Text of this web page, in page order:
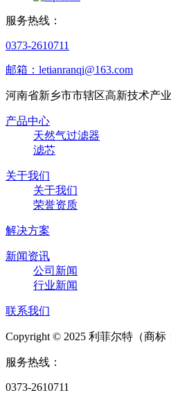
服务热线：
0373-2610711
邮箱：letianranqi@163.com
河南省新乡市市辖区高新技术产
产品中心
天然气过滤器
滤芯
关于我们
关于我们
荣誉资质
解决方案
新闻资讯
公司新闻
行业新闻
联系我们
Copyright © 2025 利菲尔特（商
服务热线：
0373-2610711